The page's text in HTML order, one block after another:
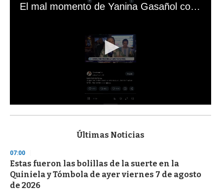
El mal momento de Yanina Gasañol con un hincha argentino en "Subrayado"
s
d
s
o
f
3
Últimas Noticias
07:00
Estas fueron las bolillas de la suerte en la
Quiniela y Tómbola de ayer viernes 7 de agosto
de 2026